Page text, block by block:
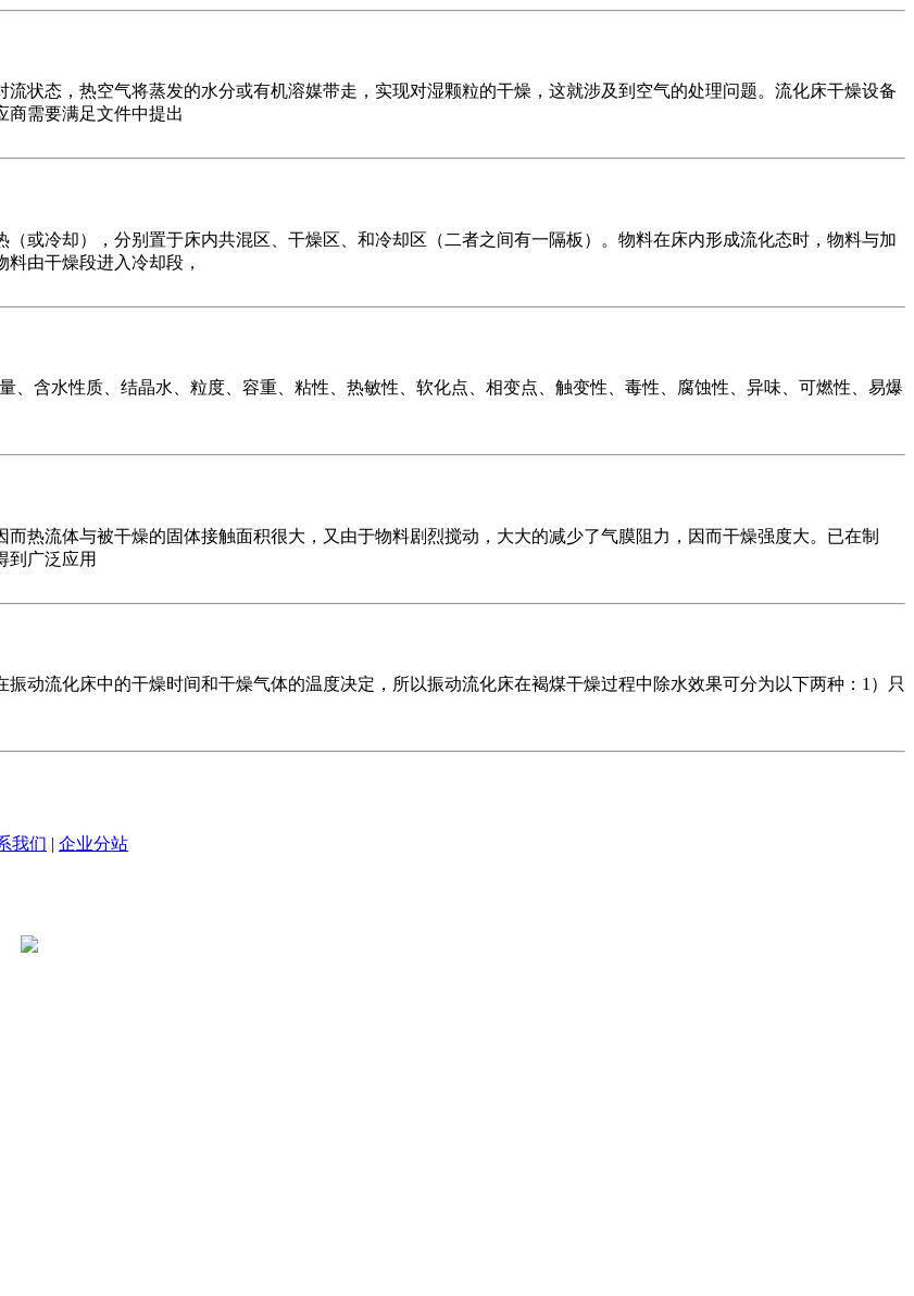
状态，热空气将蒸发的水分或有机溶媒带走，实现对湿颗粒的干燥，这就涉及到空气的处理问题。流化床干燥设备
商需要满足文件中提出
或冷却），分别置于床内共混区、干燥区、和冷却区（二者之间有一隔板）。物料在床内形成流化态时，物料与加
由干燥段进入冷却段，
、含水性质、结晶水、粒度、容重、粘性、热敏性、软化点、相变点、触变性、毒性、腐蚀性、异味、可燃性、易爆
热流体与被干燥的固体接触面积很大，又由于物料剧烈搅动，大大的减少了气膜阻力，因而干燥强度大。已在制
到广泛应用
动流化床中的干燥时间和干燥气体的温度决定，所以振动流化床在褐煤干燥过程中除水效果可分为以下两种：1）只
我们 | 企业分站